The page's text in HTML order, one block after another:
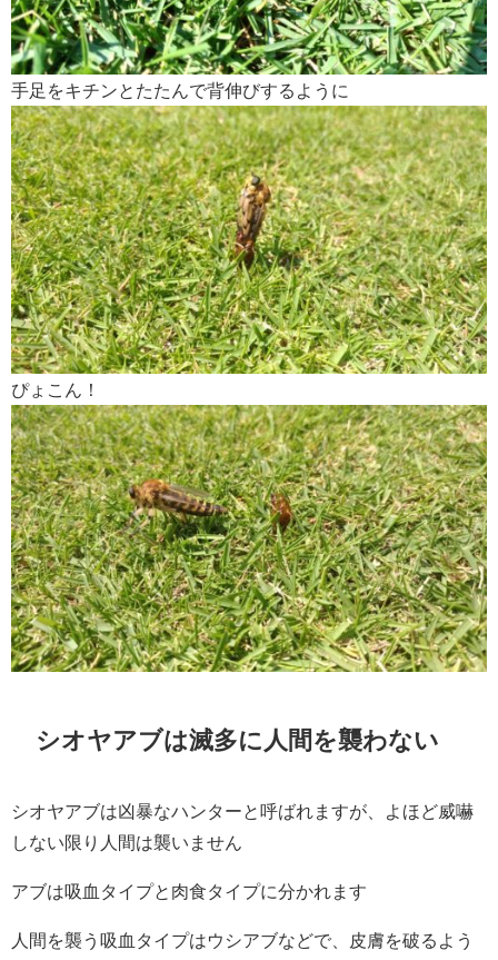
手足をキチンとたたんで背伸びするように
ぴょこん！
シオヤアブは滅多に人間を襲わない
シオヤアブは凶暴なハンターと呼ばれますが、よほど威嚇
しない限り人間は襲いません
アブは吸血タイプと肉食タイプに分かれます
人間を襲う吸血タイプはウシアブなどで、皮膚を破るよう